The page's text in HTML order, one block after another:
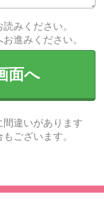
みください。
進みください。
面へ
違いがあります
ございます。